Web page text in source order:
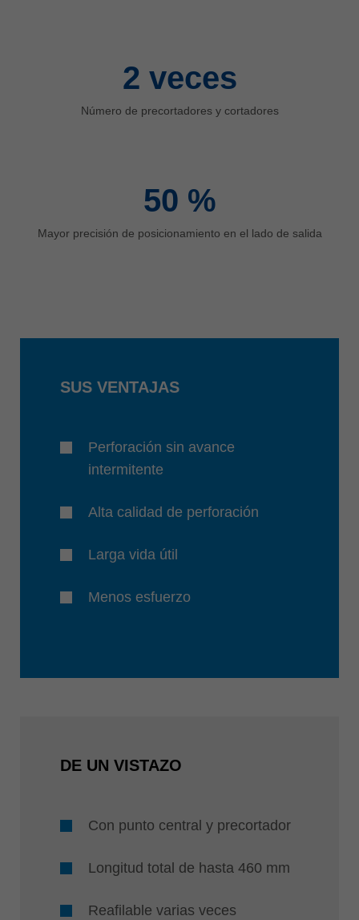
2 veces
Número de precortadores y cortadores
50 %
Mayor precisión de posicionamiento en el lado de salida
SUS VENTAJAS
Perforación sin avance
intermitente
Alta calidad de perforación
Larga vida útil
Menos esfuerzo
DE UN VISTAZO
Con punto central y precortador
Longitud total de hasta 460 mm
Reafilable varias veces